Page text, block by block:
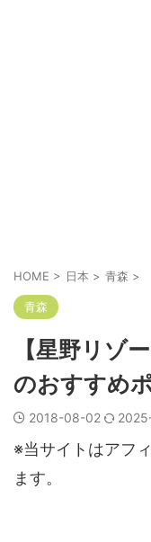
HOME > 日本 > 青森 >
青森
【星野リゾ
のおすすめ
2018-08-02
※当サイトはアフ
ます。